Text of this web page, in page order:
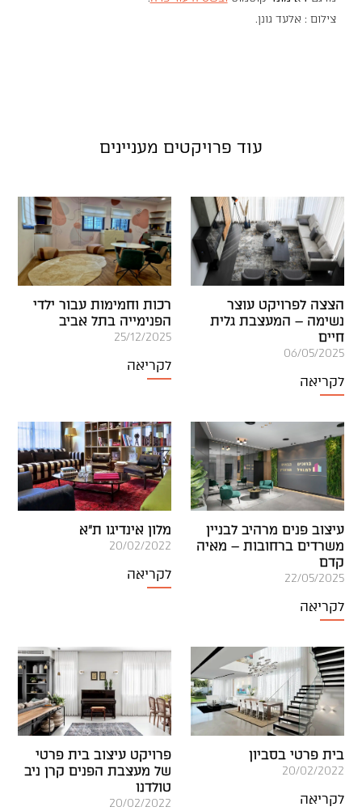
צילום : אלעד גונן.
עוד פרויקטים מעניינים
הצצה לפרויקט עוצר
נשימה – המעצבת גלית
חיים
06/05/2025
לקריאה
רכות וחמימות עבור ילדי
הפנימייה בתל אביב
25/12/2025
לקריאה
עיצוב פנים מרהיב לבניין
משרדים ברחובות – מאיה
קדם
22/05/2025
לקריאה
מלון אינדיגו ת"א
20/02/2022
לקריאה
בית פרטי בסביון
20/02/2022
לקריאה
פרויקט עיצוב בית פרטי
של מעצבת הפנים קרן ניב
טולדנו
20/02/2022